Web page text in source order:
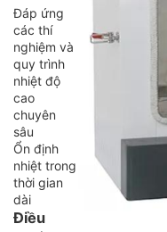
Đáp ứng
các thí
nghiệm và
quy trình
nhiệt độ
cao
chuyên
sâu
Ổn định
nhiệt trong
thời gian
dài
Điều